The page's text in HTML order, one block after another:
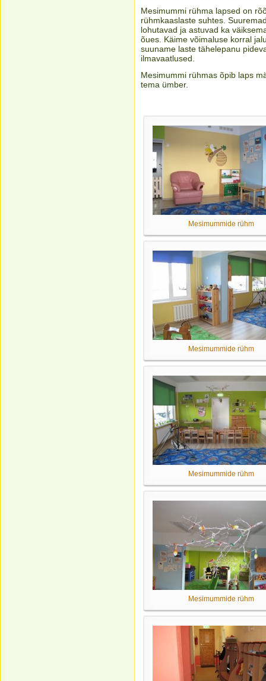
Mesimummi rühma lapsed on
rühmkaaslaste suhtes.
lohutavad ja astuvad ka
õues. Käime võimaluse korral
suuname laste tähelepanu
ilmavaatlused.
Mesimummi rühmas õpib laps
tema ümber.
Mesimummide rühm
Mesimummide rühm
Mesimummide rühm
Mesimummide rühm